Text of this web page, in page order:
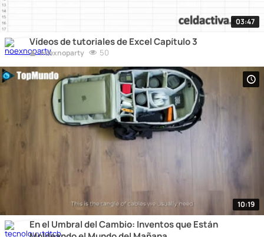
03:47
Vídeos de tutoriales de Excel Capítulo 3
noexnoparty 50
10:19
En el Umbral del Cambio: Inventos que Están